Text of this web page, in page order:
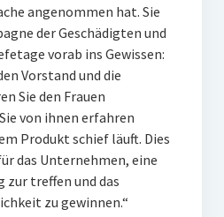
angenommen hat. Sie
der Geschädigten und
vorab ins Gewissen:
Vorstand und die
Sie den Frauen
von ihnen erfahren
Produkt schief läuft. Dies
das Unternehmen, eine
zur treffen und das
zu gewinnen.“